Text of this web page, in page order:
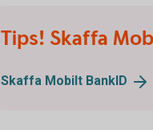
Tips! Skaffa
Skaffa Mobilt BankID